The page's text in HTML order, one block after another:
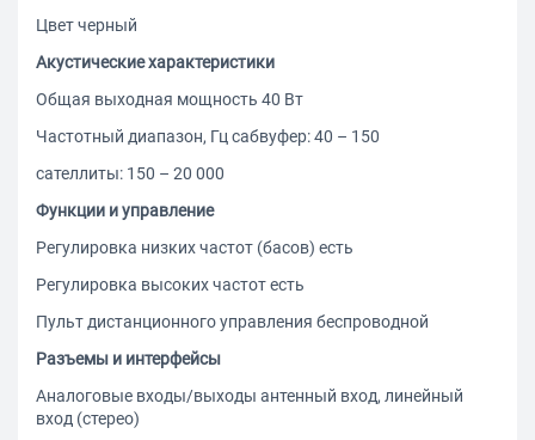
Цвет черный
Акустические характеристики
Общая выходная мощность 40 Вт
Частотный диапазон, Гц сабвуфер: 40 – 150
сателлиты: 150 – 20 000
Функции и управление
Регулировка низких частот (басов) есть
Регулировка высоких частот есть
Пульт дистанционного управления беспроводной
Разъемы и интерфейсы
Аналоговые входы/выходы антенный вход, линейный
вход (стерео)